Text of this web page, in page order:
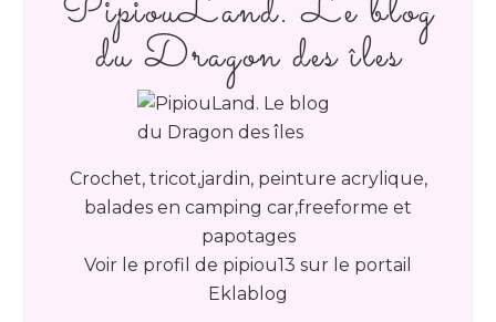
du Dragon des îles
Crochet, tricot,jardin, peinture acrylique,
balades en camping car,freeforme et
papotages
Voir le profil de pipiou13 sur le portail
Eklablog